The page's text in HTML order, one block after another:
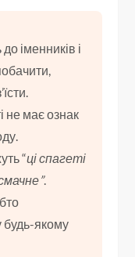
іменників і
не має ознак
“ці спагеті
.
будь-якому